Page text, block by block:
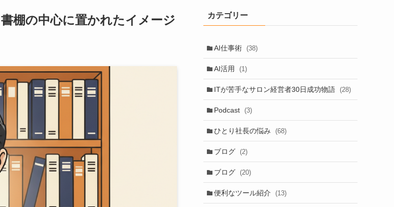
棚の中心に置かれたイメージ カテゴリー
AI仕事術 (38)
AI活用 (1)
ITが苦手なサロン経営者30日成功物語 (28)
Podcast (3)
ひとり社長の悩み (68)
ブログ (2)
ブログ (20)
便利なツール紹介 (13)